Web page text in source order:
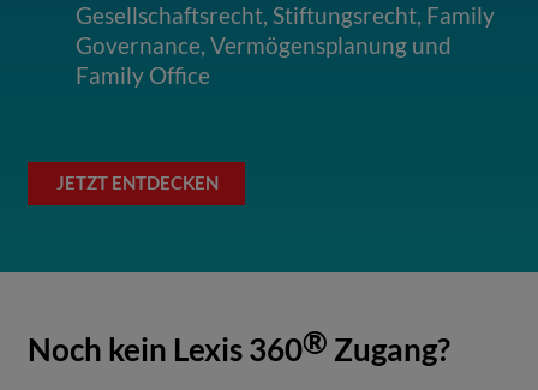
Gesellschaftsrecht, Stiftungsrecht, Family
Governance, Vermögensplanung und
Family Office
JETZT ENTDECKEN
Noch kein Lexis 360® Zugang?